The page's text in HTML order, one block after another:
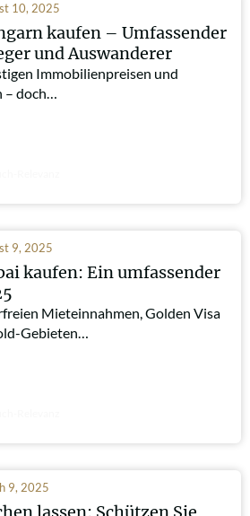
10, 2025
kaufen – Umfassender
und Auswanderer
Immobilienpreisen und
– doch…
9, 2025
kaufen: Ein umfassender
Mieteinnahmen, Golden Visa
Gebieten…
9, 2025